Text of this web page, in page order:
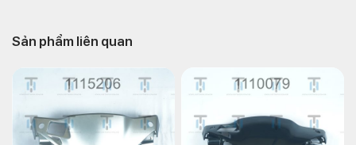
Sản phẩm liên quan